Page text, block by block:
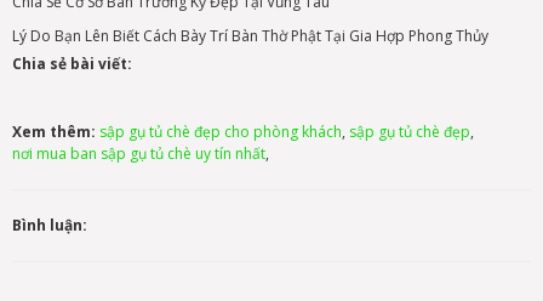
Lý Do Bạn Lên Biết Cách Bày Trí Bàn Thờ Phật Tại Gia Hợp Phong Thủy
Chia sẻ bài viết:
Xem thêm: sập gụ tủ chè đẹp cho phòng khách, sập gụ tủ chè đẹp,
nơi mua ban sập gụ tủ chè uy tín nhất,
Bình luận: